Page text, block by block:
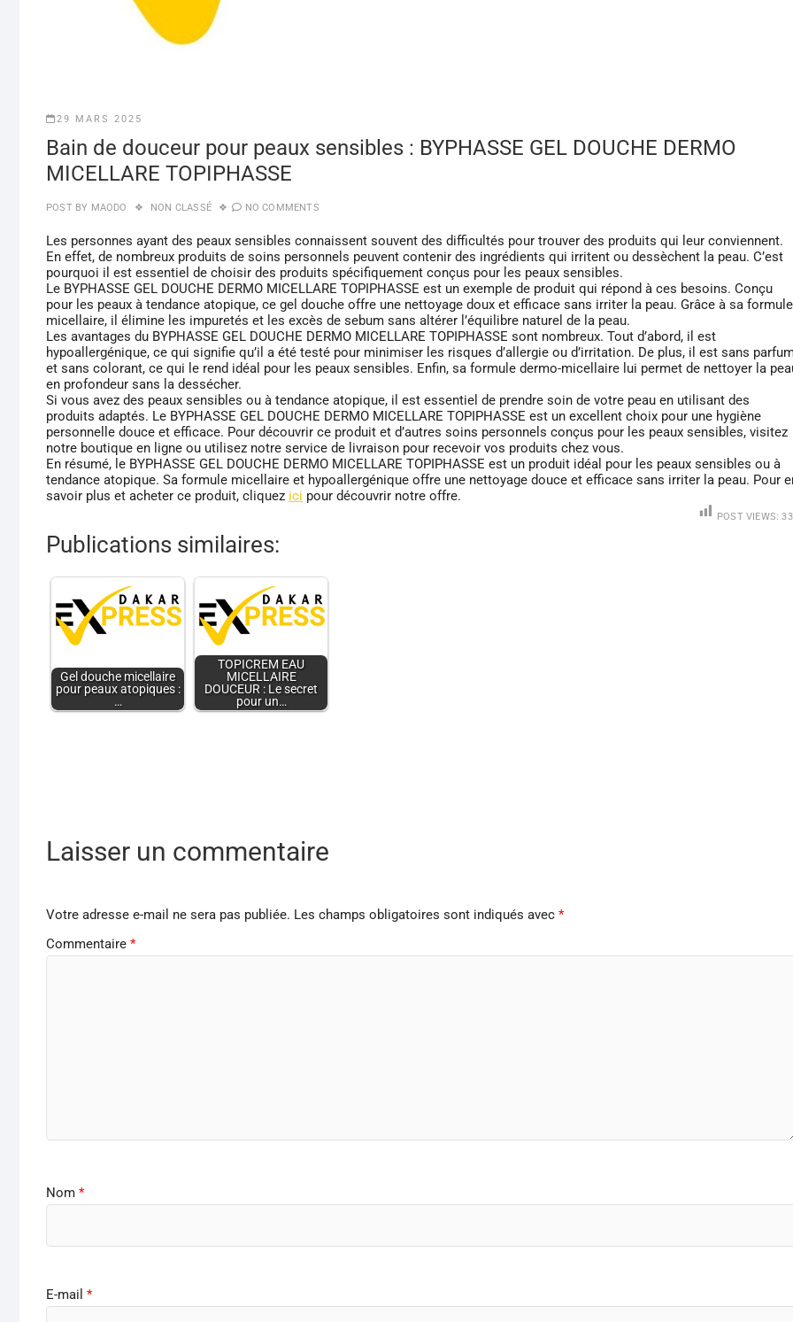
29 MARS 2025
Bain de douceur pour peaux sensibles : BYPHASSE GEL DOUCHE DERMO
MICELLARE TOPIPHASSE
POST BY MAODO NON CLASSÉ NO COMMENTS
Les personnes ayant des peaux sensibles connaissent souvent des difficultés pour trouver des produits qui leur conviennent.
En effet, de nombreux produits de soins personnels peuvent contenir des ingrédients qui irritent ou dessèchent la peau. C’est
pourquoi il est essentiel de choisir des produits spécifiquement conçus pour les peaux sensibles.
Le BYPHASSE GEL DOUCHE DERMO MICELLARE TOPIPHASSE est un exemple de produit qui répond à ces besoins. Conçu
pour les peaux à tendance atopique, ce gel douche offre une nettoyage doux et efficace sans irriter la peau. Grâce à sa formule
micellaire, il élimine les impuretés et les excès de sebum sans altérer l’équilibre naturel de la peau.
Les avantages du BYPHASSE GEL DOUCHE DERMO MICELLARE TOPIPHASSE sont nombreux. Tout d’abord, il est
hypoallergénique, ce qui signifie qu’il a été testé pour minimiser les risques d’allergie ou d’irritation. De plus, il est sans
et sans colorant, ce qui le rend idéal pour les peaux sensibles. Enfin, sa formule dermo-micellaire lui permet de nettoyer la
en profondeur sans la dessécher.
Si vous avez des peaux sensibles ou à tendance atopique, il est essentiel de prendre soin de votre peau en utilisant des
produits adaptés. Le BYPHASSE GEL DOUCHE DERMO MICELLARE TOPIPHASSE est un excellent choix pour une hygiène
personnelle douce et efficace. Pour découvrir ce produit et d’autres soins personnels conçus pour les peaux sensibles, visitez
notre boutique en ligne ou utilisez notre service de livraison pour recevoir vos produits chez vous.
En résumé, le BYPHASSE GEL DOUCHE DERMO MICELLARE TOPIPHASSE est un produit idéal pour les peaux sensibles ou à
tendance atopique. Sa formule micellaire et hypoallergénique offre une nettoyage douce et efficace sans irriter la peau. Pour
savoir plus et acheter ce produit, cliquez ici pour découvrir notre offre.
POST VIEWS:
Publications similaires:
Gel douche micellaire
pour peaux atopiques :
…
TOPICREM EAU
MICELLAIRE
DOUCEUR : Le secret
pour un…
Laisser un commentaire
Votre adresse e-mail ne sera pas publiée. Les champs obligatoires sont indiqués avec *
Commentaire *
Nom *
E-mail *